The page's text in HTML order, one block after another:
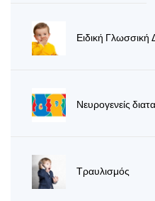
Ειδική Γλωσσική
Νευρογενείς
Τραυλισμός